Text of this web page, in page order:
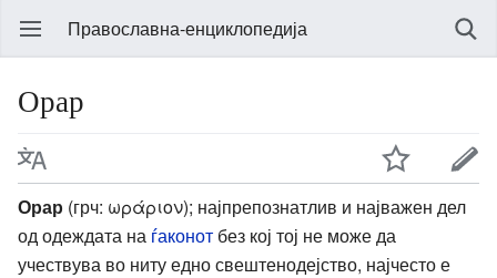
Православна-енциклопедија
Орар
Орар (грч: ωράριον); најпрепознатлив и најважен дел
од одеждата на ѓаконот без кој тој не може да
учествува во ниту едно свештенодејство, најчесто е